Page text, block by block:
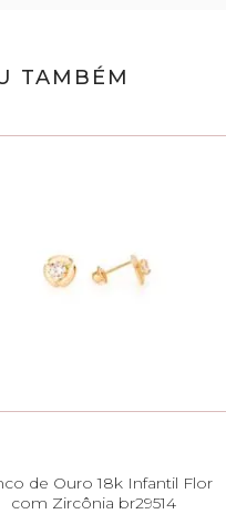
TAMBÉM
de Ouro 18k Infantil Flor
com Zircônia br29514